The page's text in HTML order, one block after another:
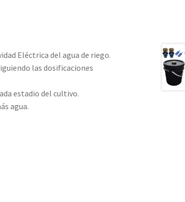
Eléctrica del agua de riego.
las dosificaciones
estadio del cultivo.
agua.